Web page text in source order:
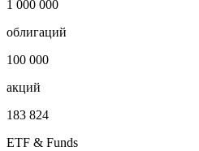
Откройте глобальную базу данных
1 000 000
облигаций
100 000
акций